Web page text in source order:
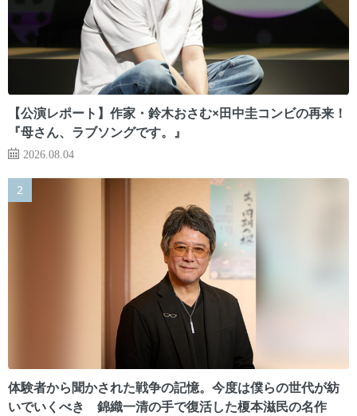
【公演レポート】作家・鈴木おさむ×田中圭コンビの再来！
『母さん、ラブソングです。』
2026.08.04
体験者から聞かされた戦争の記憶。今度は僕らの世代が紡
いでいくべき 錦織一清の手で復活した榎本滋民の名作